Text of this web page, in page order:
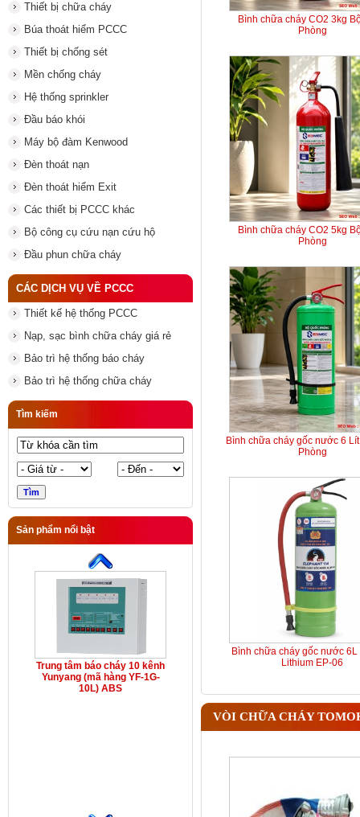
Thiết bị chữa cháy
Búa thoát hiểm PCCC
Thiết bị chống sét
Mền chống cháy
Hệ thống sprinkler
Đầu báo khói
Máy bộ đàm Kenwood
Đèn thoát nạn
Đèn thoát hiểm Exit
Các thiết bị PCCC khác
Bộ công cụ cứu nạn cứu hộ
Đầu phun chữa cháy
CÁC DỊCH VỤ VỀ PCCC
Thiết kế hệ thống PCCC
Nạp, sạc bình chữa cháy giá rẻ
Bảo trì hệ thống báo cháy
Bảo trì hệ thống chữa cháy
Tìm kiếm
Sản phẩm nổi bật
Trung tâm báo cháy 10 kênh
Yunyang (mã hàng YF-1G-
10L) ABS
Bình chữa cháy CO2 3kg
Phòng
Bình chữa cháy CO2 5kg
Phòng
Bình chữa cháy gốc nước 6
Phòng
Bình chữa cháy gốc nước 6L
Lithium EP-06
VÒI CHỮA CHÁY